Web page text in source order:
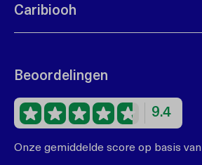
Caribiooh
Beoordelingen
9.4
Onze gemiddelde score op basis van